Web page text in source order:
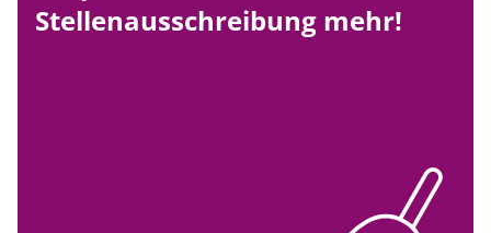
Stellenausschreibung mehr!